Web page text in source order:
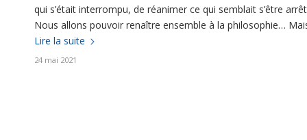
qui s’était interrompu, de réanimer ce qui semblait s’être
Nous allons pouvoir renaître ensemble à la philosophie…
Lire la suite
24 mai 2021